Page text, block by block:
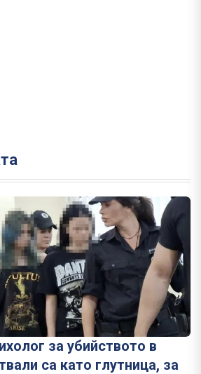
за убийството в
са като глутница, за